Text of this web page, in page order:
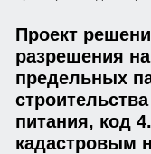
Проект
разрешения
предельных
питания, код
кадастровым